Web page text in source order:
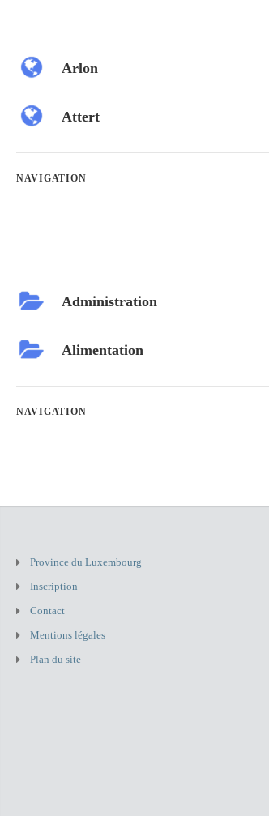
Arlon
Attert
NAVIGATION
Administration
Alimentation
NAVIGATION
Province du Luxembourg
Inscription
Contact
Mentions légales
Plan du site